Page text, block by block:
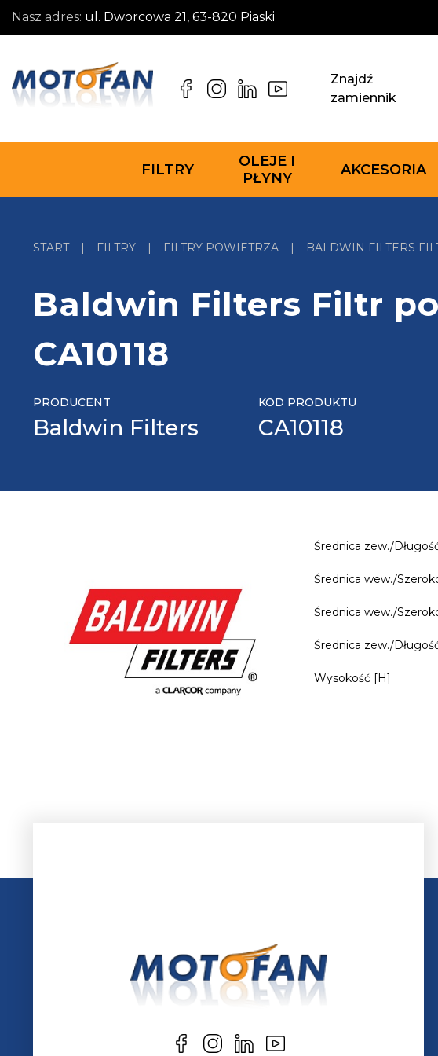
Nasz adres: ul. Dworcowa 21, 63-820 Piaski
Znajdź
zamiennik
FILTRY
OLEJE I
PŁYNY
AKCESORIA
START | FILTRY | FILTRY POWIETRZA | BALDWIN FILTERS
Baldwin Filters Filtr
CA10118
PRODUCENT
Baldwin Filters
KOD PRODUKTU
CA10118
Średnica zew./
Średnica wew./
Średnica wew./
Średnica zew./
Wysokość [H]